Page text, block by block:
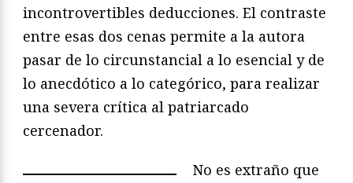
incontrovertibles deducciones. El contraste
entre esas dos cenas permite a la autora
pasar de lo circunstancial a lo esencial y de
lo anecdótico a lo categórico, para realizar
una severa crítica al patriarcado
cercenador.
No es extraño que